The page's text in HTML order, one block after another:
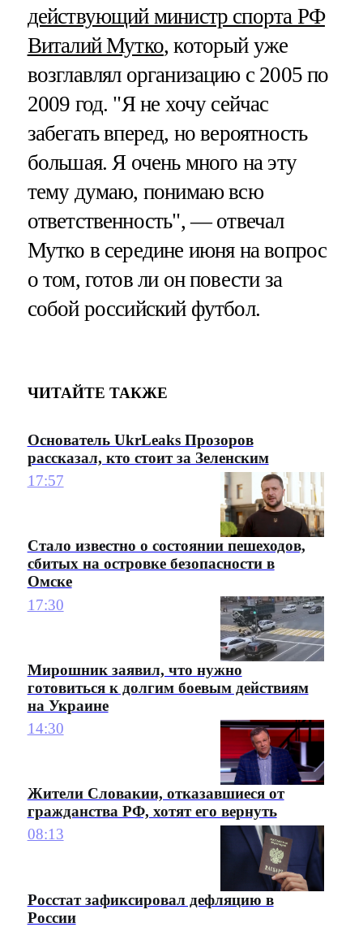
действующий министр спорта РФ
Виталий Мутко, который уже
возглавлял организацию с 2005 по
2009 год. "Я не хочу сейчас
забегать вперед, но вероятность
большая. Я очень много на эту
тему думаю, понимаю всю
ответственность", — отвечал
Мутко в середине июня на вопрос
о том, готов ли он повести за
собой российский футбол.
ЧИТАЙТЕ ТАКЖЕ
Основатель UkrLeaks Прозоров
рассказал, кто стоит за Зеленским
17:57
Стало известно о состоянии пешеходов,
сбитых на островке безопасности в
Омске
17:30
Мирошник заявил, что нужно
готовиться к долгим боевым действиям
на Украине
14:30
Жители Словакии, отказавшиеся от
гражданства РФ, хотят его вернуть
08:13
Росстат зафиксировал дефляцию в
России